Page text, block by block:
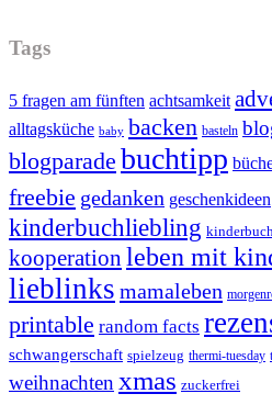
Tags
5 fragen am fünften achtsamkeit
alltagsküche baby backen basteln
blogparade buchtipp
freebie gedanken geschenkideen
kinderbuchliebling
kooperation leben mit
lieblinks mamaleben
printable random facts
schwangerschaft spielzeug thermi-tuesday
weihnachten xmas zuckerfrei